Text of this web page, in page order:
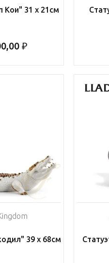
Кои" 31 х 21см
₽
39 х 68см